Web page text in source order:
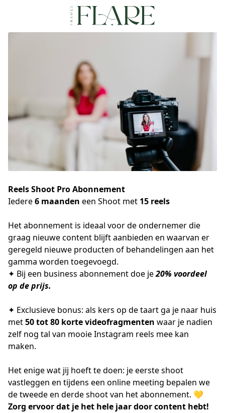
Reels Shoot Pro Abonnement
Iedere6 maanden een Shoot met 15 reels
Het abonnement is ideaal voor de ondernemer die
graag nieuwe content blijft aanbieden en waarvan er
geregeld nieuwe producten of behandelingen aan het
gamma worden toegevoegd.
✦ Bij een business abonnement doe je 20% voordeel
op de prijs.
✦ Exclusieve bonus: als kers op de taart ga je naar huis
met 50 tot 80 korte videofragmenten waar je nadien
zelf nog tal van mooie Instagram reels mee kan
maken.
Het enige wat jij hoeft te doen: je eerste shoot
vastleggen en tijdens een online meeting bepalen we
de tweede en derde shoot van het abonnement. 💛
Zorg ervoor dat je het hele jaar door content hebt!